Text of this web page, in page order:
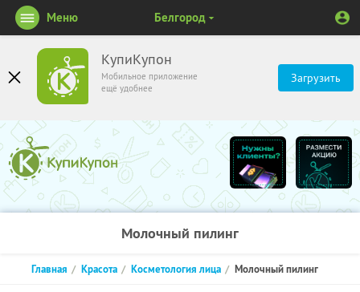
КупиКупон
Мобильное приложение
ещё удобнее
Загрузить
Меню Белгород
Молочный пилинг
Главная Красота Косметология лица Молочный пилинг